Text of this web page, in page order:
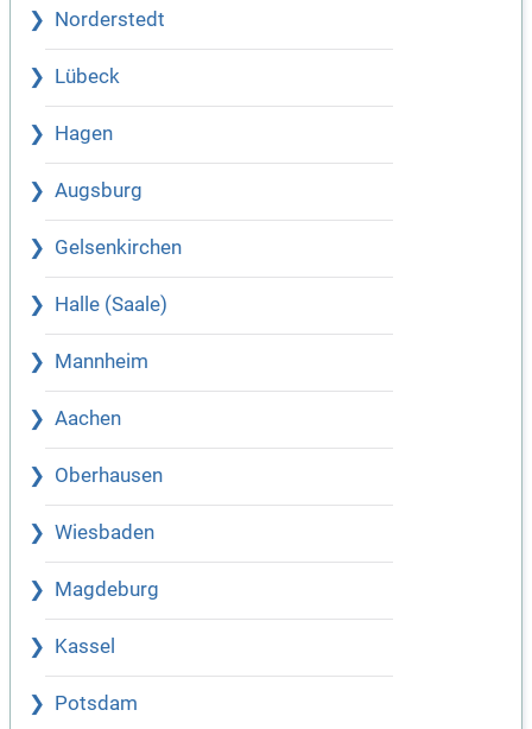
Norderstedt
Lübeck
Hagen
Augsburg
Gelsenkirchen
Halle (Saale)
Mannheim
Aachen
Oberhausen
Wiesbaden
Magdeburg
Kassel
Potsdam